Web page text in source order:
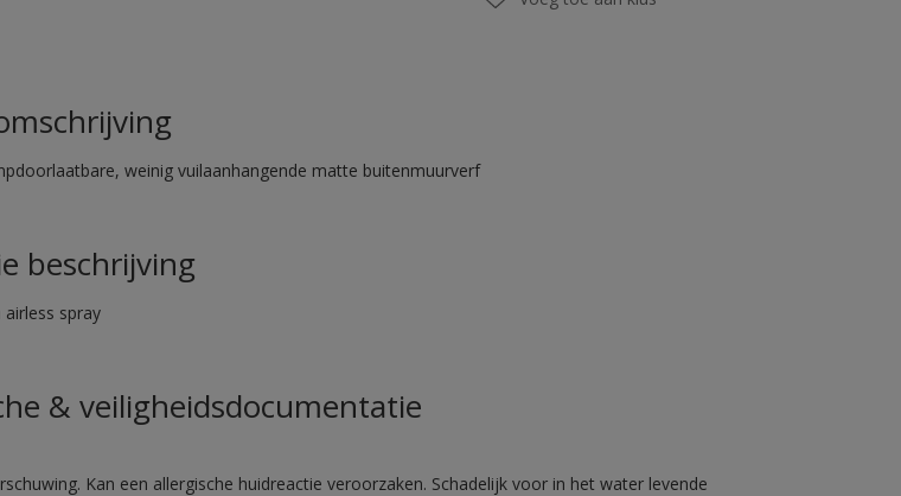
weinig vuilaanhangende matte buitenmuurverf
beschrijving
spray
& veiligheidsdocumentatie
Kan een allergische huidreactie veroorzaken. Schadelijk voor in het water levende